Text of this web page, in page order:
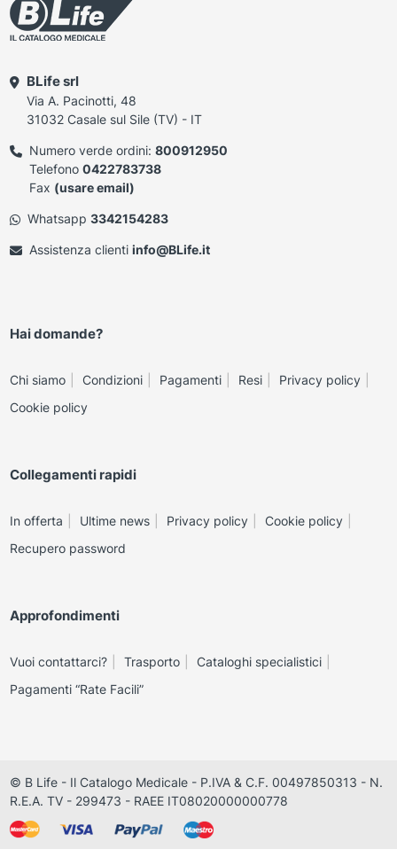
BLife srl
Via A. Pacinotti, 48
31032 Casale sul Sile (TV) - IT
Numero verde ordini: 800912950
Telefono 0422783738
Fax (usare email)
Whatsapp 3342154283
Assistenza clienti info@BLife.it
Hai domande?
Chi siamo Condizioni Pagamenti Resi
Privacy policy
Cookie policy
Collegamenti rapidi
In offerta Ultime news Privacy policy
Cookie policy
Recupero password
Approfondimenti
Vuoi contattarci? Trasporto
Cataloghi specialistici
Pagamenti “Rate Facili”
© B Life - Il Catalogo Medicale - P.IVA & C.F. 00497850313 - N.
R.E.A. TV - 299473 - RAEE IT08020000000778